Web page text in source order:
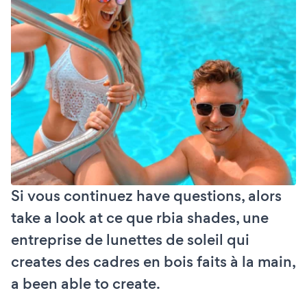
Si vous continuez have questions, alors
take a look at ce que rbia shades, une
entreprise de lunettes de soleil qui
creates des cadres en bois faits à la main,
a been able to create.